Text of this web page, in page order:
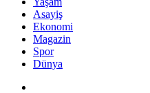
Asayiş
Ekonomi
Magazin
Spor
Dünya